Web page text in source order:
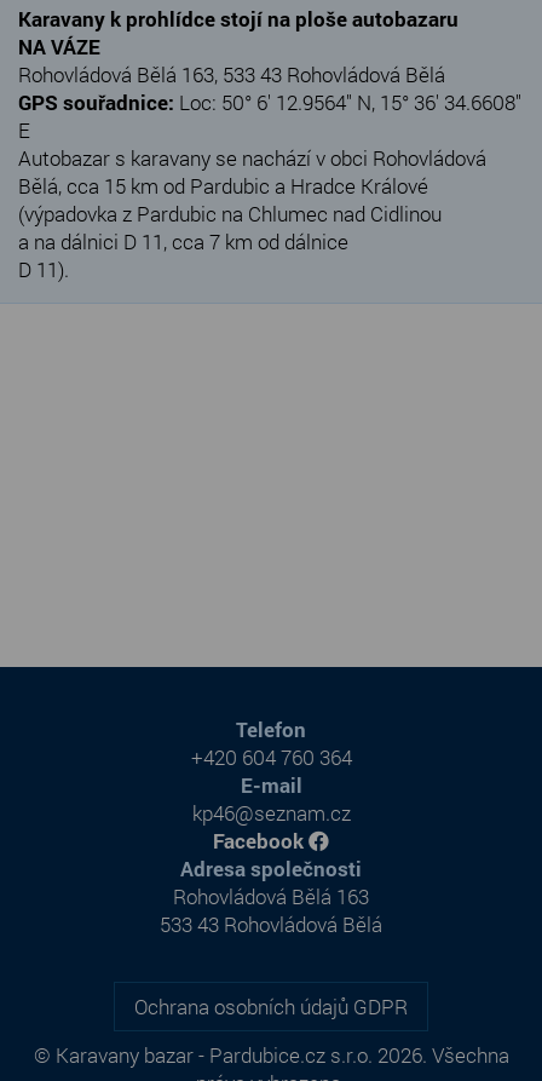
Karavany k prohlídce stojí na ploše autobazaru
NA VÁZE
Rohovládová Bělá 163, 533 43 Rohovládová Bělá
GPS souřadnice: Loc: 50° 6' 12.9564" N, 15° 36' 34.6608"
E
Autobazar s karavany se nachází v obci Rohovládová
Bělá, cca 15 km od Pardubic a Hradce Králové
(výpadovka z Pardubic na Chlumec nad Cidlinou
a na dálnici D 11, cca 7 km od dálnice
D 11).
Ochrana osobních údajů GDPR
© Karavany bazar - Pardubice.cz s.r.o. 2026. Všechna
Adresa společnosti
Rohovládová Bělá 163
533 43 Rohovládová Bělá
Telefon
+420 604 760 364
E-mail
kp46@seznam.cz
Facebook